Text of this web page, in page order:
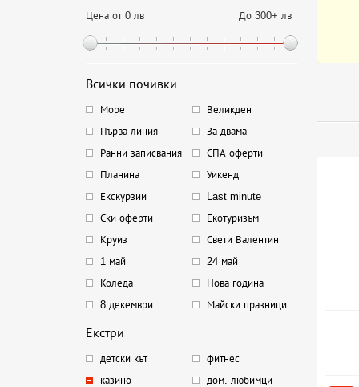
Цена от 0 лв До 300+ лв
Всички почивки
Море
Великден
Първа линия
За двама
Ранни записвания
СПА оферти
Планина
Уикенд
Екскурзии
Last minute
Ски оферти
Екотуризъм
Круиз
Свети Валентин
1 май
24 май
Коледа
Нова година
8 декември
Майски празници
Екстри
детски кът
фитнес
казино
дом. любимци